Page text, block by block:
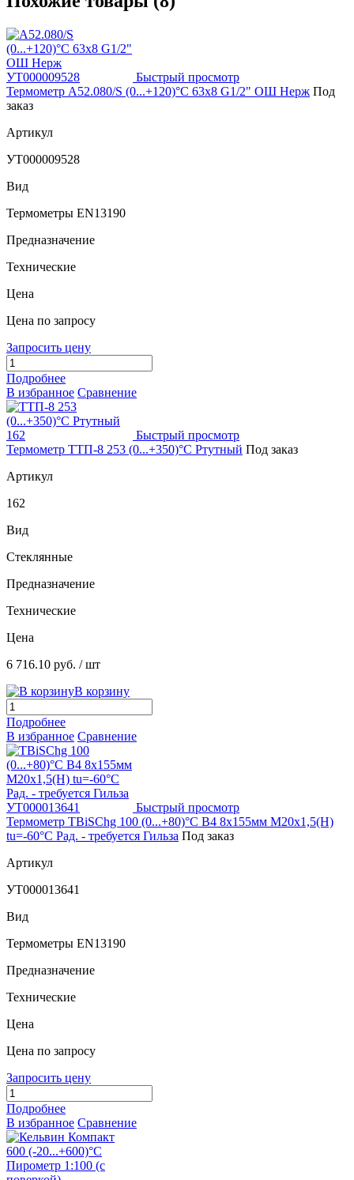
Быстрый просмотр
Термометр A52.080/S (0...+120)°C 63х8 G1/2" ОШ Нерж Под
заказ
Артикул
УТ000009528
Вид
Термометры EN13190
Предназначение
Технические
Цена
Цена по запросу
Запросить цену
Подробнее
В избранное Сравнение
Быстрый просмотр
Термометр ТТП-8 253 (0...+350)°С Ртутный Под заказ
Артикул
162
Вид
Стеклянные
Предназначение
Технические
Цена
6 716.10 руб. / шт
В корзину
Подробнее
В избранное Сравнение
Быстрый просмотр
Термометр TBiSChg 100 (0...+80)°С B4 8х155мм М20х1,5(Н)
tu=-60°С Рад. - требуется Гильза Под заказ
Артикул
УТ000013641
Вид
Термометры EN13190
Предназначение
Технические
Цена
Цена по запросу
Запросить цену
Подробнее
В избранное Сравнение